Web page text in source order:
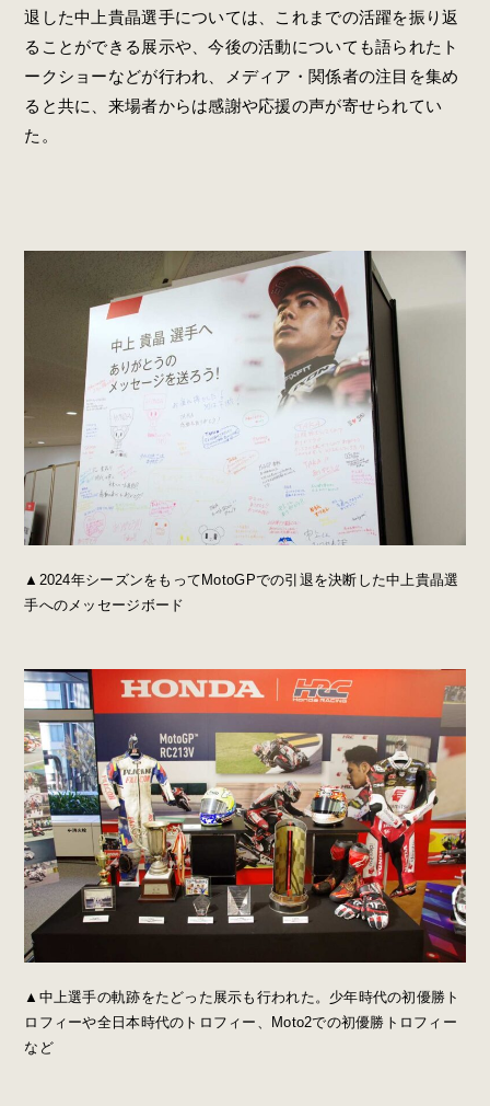
退した中上貴晶選手については、これまでの活躍を振り返
ることができる展示や、今後の活動についても語られたト
ークショーなどが行われ、メディア・関係者の注目を集め
ると共に、来場者からは感謝や応援の声が寄せられてい
た。
▲2024年シーズンをもってMotoGPでの引退を決断した中上貴晶選
手へのメッセージボード
▲中上選手の軌跡をたどった展示も行われた。少年時代の初優勝ト
ロフィーや全日本時代のトロフィー、Moto2での初優勝トロフィー
など